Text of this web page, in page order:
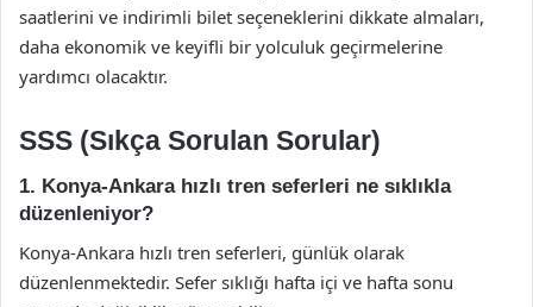
saatlerini ve indirimli bilet seçeneklerini dikkate almaları,
daha ekonomik ve keyifli bir yolculuk geçirmelerine
yardımcı olacaktır.
SSS (Sıkça Sorulan Sorular)
1. Konya-Ankara hızlı tren seferleri ne sıklıkla
düzenleniyor?
Konya-Ankara hızlı tren seferleri, günlük olarak
düzenlenmektedir. Sefer sıklığı hafta içi ve hafta sonu